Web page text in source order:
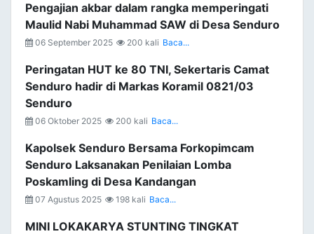
Pengajian akbar dalam rangka memperingati
Maulid Nabi Muhammad SAW di Desa Senduro
06 September 2025 200 kali Baca...
Peringatan HUT ke 80 TNI, Sekertaris Camat
Senduro hadir di Markas Koramil 0821/03
Senduro
06 Oktober 2025 200 kali Baca...
Kapolsek Senduro Bersama Forkopimcam
Senduro Laksanakan Penilaian Lomba
Poskamling di Desa Kandangan
07 Agustus 2025 198 kali Baca...
MINI LOKAKARYA STUNTING TINGKAT